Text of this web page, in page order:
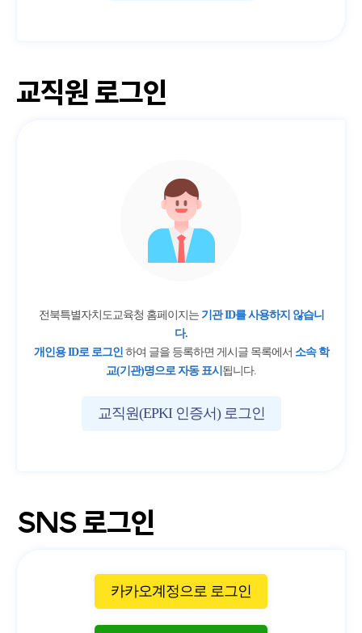
교직원 로그인
전북특별자치도교육청 홈페이지는 기관 ID를 사용하지 않습니
다.
개인용 ID로 로그인하여 글을 등록하면 게시글 목록에서 소속 학
교(기관)명으로 자동 표시 됩니다.
교직원(EPKI 인증서) 로그인
SNS 로그인
카카오계정으로 로그인